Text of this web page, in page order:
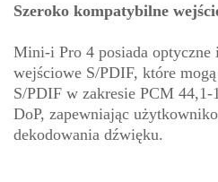
Szeroko kompatybilne
Mini-i Pro 4 posiada optyczne
wejściowe S/PDIF, które mogą
S/PDIF w zakresie PCM
DoP, zapewniając
dekodowania dźwięku.